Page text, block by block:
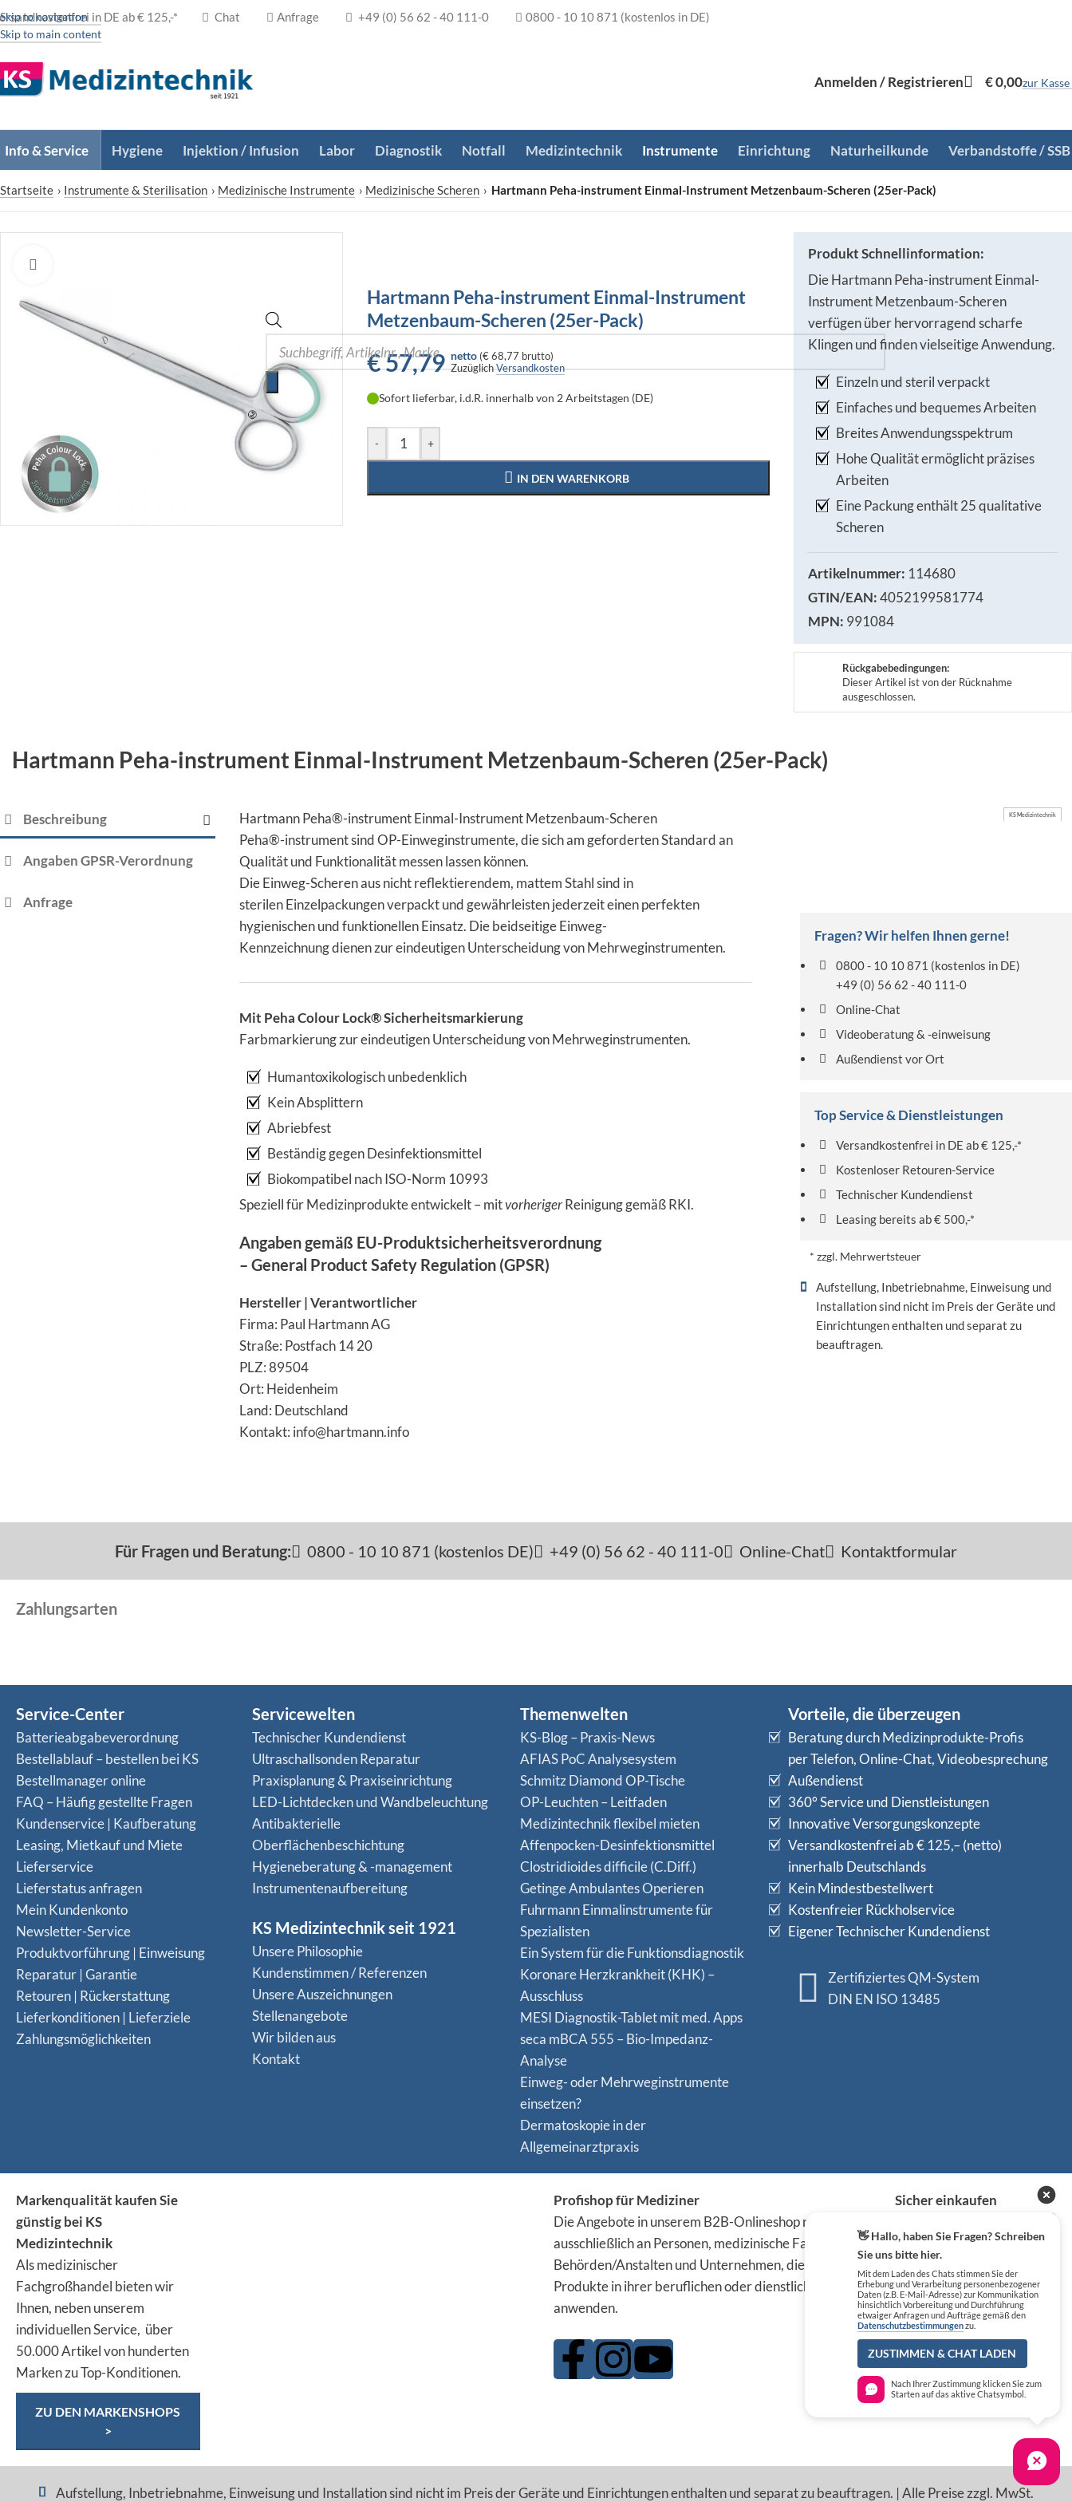
Skip to navigation
Skip to main content
in DE ab € 125,-* Chat Anfrage +49 (0) 56 62 - 40 111-0 0800 - 10 10 871 (kostenlos in DE)
Anmelden / Registrieren €0,00zur Kasse
Info & Service Hygiene Injektion / Infusion Labor Diagnostik Notfall Medizintechnik Instrumente Einrichtung Naturheilkunde Verbandstoffe / SSB
Startseite › Instrumente & Sterilisation › Medizinische Instrumente › Medizinische Scheren › Hartmann Peha-instrument Einmal-Instrument Metzenbaum-Scheren (25er-Pack)
Hartmann Peha-instrument Einmal-Instrument
Metzenbaum-Scheren (25er-Pack)
€57,79 netto (€ 68,77 brutto)
ZuzüglichVersandkosten
Sofort lieferbar, i.d.R. innerhalb von 2 Arbeitstagen (DE)
- +
IN DEN WARENKORB
Produkt Schnellinformation:
Die Hartmann Peha-instrument Einmal-
Instrument Metzenbaum-Scheren
verfügen über hervorragend scharfe
Klingen und finden vielseitige Anwendung.
Einzeln und steril verpackt
Einfaches und bequemes Arbeiten
Breites Anwendungsspektrum
Hohe Qualität ermöglicht präzises
Arbeiten
Eine Packung enthält 25 qualitative
Scheren
Artikelnummer: 114680
GTIN/EAN:4052199581774
MPN: 991084
Rückgabebedingungen:
Dieser Artikel ist von der Rücknahme
ausgeschlossen.
Hartmann Peha-instrument Einmal-Instrument Metzenbaum-Scheren (25er-Pack)
Beschreibung
Angaben GPSR-Verordnung
Anfrage
Hartmann Peha®-instrument Einmal-Instrument Metzenbaum-Scheren
Peha®-instrument sind OP-Einweginstrumente, die sich am geforderten Standard an
Qualität und Funktionalität messen lassen können.
Die Einweg-Scheren aus nicht reflektierendem, mattem Stahl sind in
sterilen Einzelpackungen verpackt und gewährleisten jederzeit einen perfekten
hygienischen und funktionellen Einsatz. Die beidseitige Einweg-
Kennzeichnung dienen zur eindeutigen Unterscheidung von Mehrweginstrumenten.
Mit Peha Colour Lock® Sicherheitsmarkierung
Farbmarkierung zur eindeutigen Unterscheidung von Mehrweginstrumenten.
Humantoxikologisch unbedenklich
Kein Absplittern
Abriebfest
Beständig gegen Desinfektionsmittel
Biokompatibel nach ISO-Norm 10993
Speziell für Medizinprodukte entwickelt – mitvorherigerReinigung gemäß RKI.
Angaben gemäß EU-Produktsicherheitsverordnung
– General Product Safety Regulation (GPSR)
Hersteller | Verantwortlicher
Firma: Paul Hartmann AG
Straße: Postfach 14 20
PLZ: 89504
Ort: Heidenheim
Land: Deutschland
Kontakt: info@hartmann.info
KS Medizintechnik
Fragen? Wir helfen Ihnen gerne!
0800 - 10 10 871 (kostenlos in DE)
+49 (0) 56 62 - 40 111-0
Online-Chat
Videoberatung & -einweisung
Außendienst vor Ort
Top Service & Dienstleistungen
Versandkostenfrei in DE ab € 125,-*
Kostenloser Retouren-Service
Technischer Kundendienst
Leasing bereits ab € 500,-*
* zzgl. Mehrwertsteuer
Aufstellung, Inbetriebnahme, Einweisung und
Installation sind nicht im Preis der Geräte und
Einrichtungen enthalten und separat zu
beauftragen.
Für Fragen und Beratung: 0800 - 10 10 871 (kostenlos DE) +49 (0) 56 62 - 40 111-0 Online-Chat Kontaktformular
Zahlungsarten
Service-Center
Batterieabgabeverordnung
Bestellablauf – bestellen bei KS
Bestellmanager online
FAQ – Häufig gestellte Fragen
Kundenservice | Kaufberatung
Leasing, Mietkauf und Miete
Lieferservice
Lieferstatus anfragen
Mein Kundenkonto
Newsletter-Service
Produktvorführung | Einweisung
Reparatur | Garantie
Retouren | Rückerstattung
Lieferkonditionen | Lieferziele
Zahlungsmöglichkeiten
Servicewelten
Technischer Kundendienst
Ultraschallsonden Reparatur
Praxisplanung & Praxiseinrichtung
LED-Lichtdecken und Wandbeleuchtung
Antibakterielle
Oberflächenbeschichtung
Hygieneberatung & -management
Instrumentenaufbereitung
KS Medizintechnik seit 1921
Unsere Philosophie
Kundenstimmen / Referenzen
Unsere Auszeichnungen
Stellenangebote
Wir bilden aus
Kontakt
Themenwelten
KS-Blog – Praxis-News
AFIAS PoC Analysesystem
Schmitz Diamond OP-Tische
OP-Leuchten – Leitfaden
Medizintechnik flexibel mieten
Affenpocken-Desinfektionsmittel
Clostridioides difficile (C.Diff.)
Getinge Ambulantes Operieren
Fuhrmann Einmalinstrumente für
Spezialisten
Ein System für die Funktionsdiagnostik
Koro­nare Herz­krank­heit (KHK) –
Ausschluss
MESI Diagnostik-Tablet mit med. Apps
seca mBCA 555 – Bio-Impedanz-
Analyse
Einweg- oder Mehrweginstrumente
einsetzen?
Dermatoskopie in der
Allgemeinarztpraxis
Vorteile, die überzeugen
Beratung durch Medizinprodukte-Profis
per Telefon, Online-Chat, Videobesprechung
Außendienst
360° Service und Dienstleistungen
Innovative Versorgungskonzepte
Versandkostenfrei ab € 125,– (netto)
innerhalb Deutschlands
Kein Mindestbestellwert
Kostenfreier Rückholservice
Eigener Technischer Kundendienst
Zertifiziertes QM-System
DIN EN ISO 13485
Markenqualität kaufen Sie
günstig bei KS
Medizintechnik
Als medizinischer
Fachgroßhandel bieten wir
Ihnen, neben unserem
individuellen Service, über
50.000 Artikel von hunderten
Marken zu Top-Konditionen.
ZU DEN MARKENSHOPS
>
Profishop für Mediziner
Die Angebote in unserem B2B-Onlineshop richten sich
ausschließlich an Personen, medizinische Fachkreise,
Behörden/Anstalten und Unternehmen, die die
Produkte in ihrer beruflichen oder dienstlichen Tätigkeit
anwenden.
Sicher einkaufen
Aufstellung, Inbetriebnahme, Einweisung und Installation sind nicht im Preis der Geräte und Einrichtungen enthalten und separat zu beauftragen. | Alle Preise zzgl. MwSt.
👋 Hallo, haben Sie Fragen? Schreiben
Sie uns bitte hier.
Mit dem Laden des Chats stimmen Sie der
Erhebung und Verarbeitung personenbezogener
Daten (z.B. E-Mail-Adresse) zur Kommunikation
hinsichtlich Vorbereitung und Durchführung
etwaiger Anfragen und Aufträge gemäß den
Datenschutzbestimmungenzu.
ZUSTIMMEN & CHAT LADEN
Nach Ihrer Zustimmung klicken Sie zum
Starten auf das aktive Chatsymbol.